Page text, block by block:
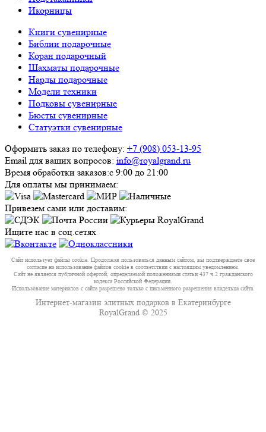
Икорницы
Книги сувенирные
Библии подарочные
Коран подарочный
Шахматы подарочные
Нарды подарочные
Модели техники
Подковы сувенирные
Бюсты сувенирные
Статуэтки сувенирные
Оформить заказ по телефону: +7 (908) 053-13-95
Email для ваших вопросов: info@royalgrand.ru
Время обработки заказов:с 9:00 до 21:00
Для оплаты мы принимаем:
Привезем сами или доставим:
Ищите нас в соц.сетях
Сайт использует файлы cookie. Продолжая пользоваться данным сайтом, вы подтверждаете свое
согласие на использование файлов cookie в соответствии с настоящим уведомлением.
Сайт не является публичной офертой, определяемой положениями статьи 437 ч.2 гражданского
кодекса Российской Федерации.
Использование материалов с сайта разрешено только с письменного разрешения владельца сайта.
Интернет-магазин элитных подарков в Екатеринбурге
RoyalGrand © 2025